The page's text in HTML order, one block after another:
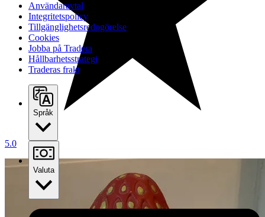
5.0
Användaravtal
Integritetspolicy
Tillgänglighetsredogörelse
Cookies
Jobba på Tradera
Hållbarhetsstrategi
Traderas frakt
Språk
Valuta